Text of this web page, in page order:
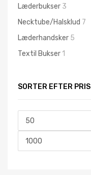
Læderbukser 3
Necktube/Halsklud 7
Læderhandsker 5
Textil Bukser 1
SORTER EFTER PRIS
Mindste